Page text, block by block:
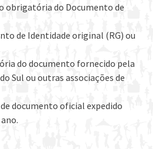
obrigatória do Documento de
de Identidade original (RG) ou
do documento fornecido pela
Sul ou outras associações de
documento oficial expedido